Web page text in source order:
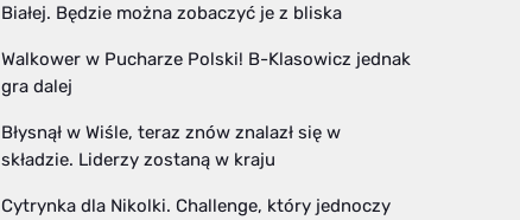
Białej. Będzie można zobaczyć je z bliska
Walkower w Pucharze Polski! B-Klasowicz jednak
gra dalej
Błysnął w Wiśle, teraz znów znalazł się w
składzie. Liderzy zostaną w kraju
Cytrynka dla Nikolki. Challenge, który jednoczy